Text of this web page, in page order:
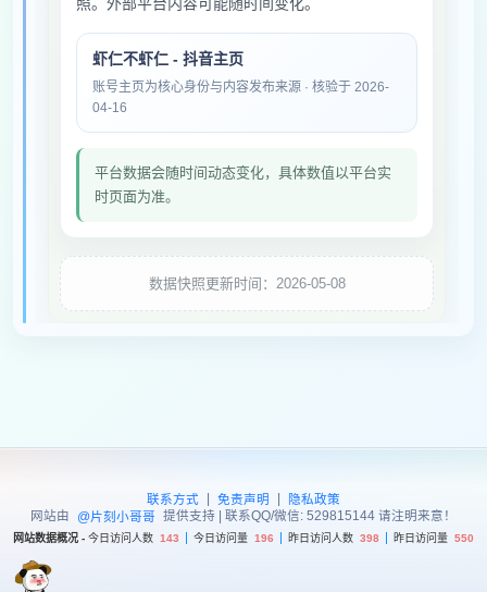
虾仁不虾仁 - 抖音主页
账号主页为核心身份与内容发布来源 · 核验于 2026-
04-16
平台数据会随时间动态变化，具体数值以平台实
时页面为准。
数据快照更新时间：2026-05-08
联系方式 | 免责声明 |
隐私政策
网站由
@片刻小哥哥 提供支持 | 联系QQ/微信: 529815144 请注明来意！
网站数据概况 - 今日访问人数 143 今日访问量 196 昨日访问人数 398 昨日访问量 550